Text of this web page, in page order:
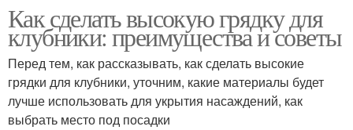
Как сделать высокую грядку для
клубники: преимущества и советы
Перед тем, как рассказывать, как сделать высокие
грядки для клубники, уточним, какие материалы будет
лучше использовать для укрытия насаждений, как
выбрать место под посадки